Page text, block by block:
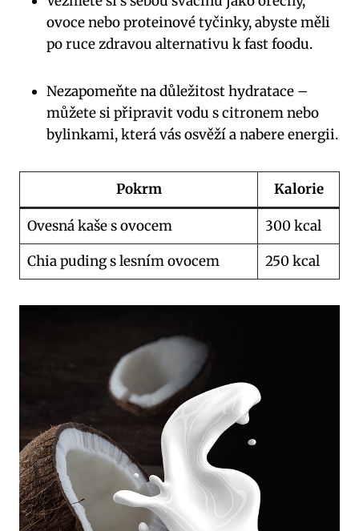
ovoce nebo proteinové tyčinky, abyste měli
po ruce zdravou alternativu k fast foodu.
Nezapomeňte na důležitost hydratace –
můžete si připravit vodu s citronem nebo
bylinkami, která vás osvěží a nabere energii.
Pokrm Kalorie
Ovesná kaše s ovocem
300 kcal
Chia puding s lesním ovocem
250 kcal